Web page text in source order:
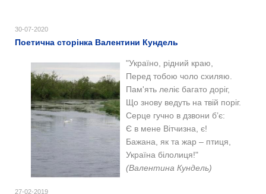
30-07-2020
Поетична сторінка Валентини Кундель
"Україно, рідний краю,
Перед тобою чоло схиляю.
Пам'ять леліє багато доріг,
Що знову ведуть на твій поріг.
Серце гучно в дзвони б’є:
Є в мене Вітчизна, є!
Бажана, як та жар – птиця,
Україна білолиця!"
(Валентина Кундель)
27-02-2019